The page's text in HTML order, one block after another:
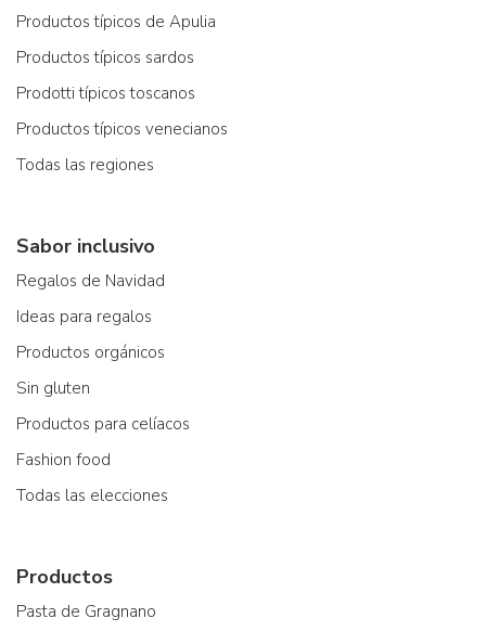
Productos típicos de Apulia
Productos típicos sardos
Prodotti típicos toscanos
Productos típicos venecianos
Todas las regiones
Sabor inclusivo
Regalos de Navidad
Ideas para regalos
Productos orgánicos
Sin gluten
Productos para celíacos
Fashion food
Todas las elecciones
Productos
Pasta de Gragnano